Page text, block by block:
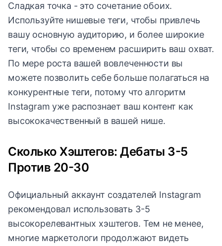
Сладкая точка - это сочетание обоих.
Используйте нишевые теги, чтобы привлечь
вашу основную аудиторию, и более широкие
теги, чтобы со временем расширить ваш охват.
По мере роста вашей вовлеченности вы
можете позволить себе больше полагаться на
конкурентные теги, потому что алгоритм
Instagram уже распознает ваш контент как
высококачественный в вашей нише.
Сколько Хэштегов: Дебаты 3-5
Против 20-30
Официальный аккаунт создателей Instagram
рекомендовал использовать 3-5
высокорелевантных хэштегов. Тем не менее,
многие маркетологи продолжают видеть